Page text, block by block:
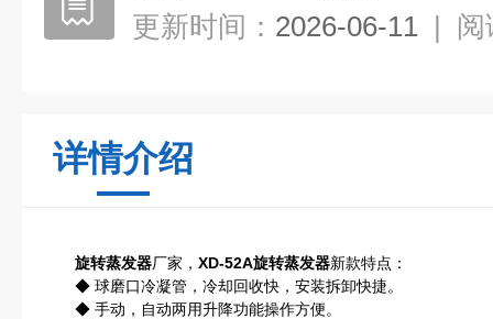
更新时间： 2026-06-11 | 阅
详情介绍
旋转蒸发器厂家， XD-52A旋转蒸发器新款特点：
◆ 球磨口冷凝管，冷却回收快，安装拆卸快捷。
◆ 手动，自动两用升降功能操作方便。